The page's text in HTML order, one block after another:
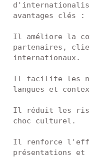
avantages clés :
Il améliore la
partenaires,
internationaux.
Il facilite les
langues et
Il réduit les
choc culturel.
Il renforce
présentations et